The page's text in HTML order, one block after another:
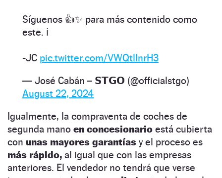
Síguenos 👍✨ para más contenido como
este. ℹ️
-JC pic.twitter.com/VWQtlInrH3
— José Cabán – 𝗦𝗧𝗚𝗢 (@officialstgo)
August 22, 2024
Igualmente, la compraventa de coches de
segunda mano en concesionario está cubierta
con unas mayores garantías y el proceso es
más rápido, al igual que con las empresas
anteriores. El vendedor no tendrá que verse